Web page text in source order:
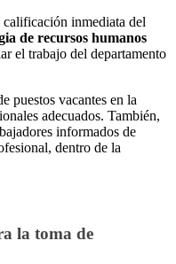
inmediata del
de recursos humanos
el trabajo del departamento
puestos vacantes en la
adecuados. También,
informados de
dentro de la
la toma de